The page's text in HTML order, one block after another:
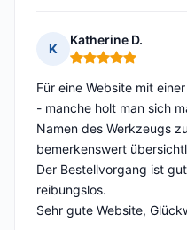
K
Katherine D.
Hinweis: 5 von 5
Für eine Website mit
- manche holt man sich
Namen des Werkzeugs
bemerkenswert
Der Bestellvorgang ist
reibungslos.
Sehr gute Website,